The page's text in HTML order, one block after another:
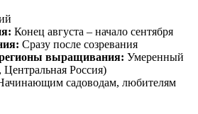
Конец августа – начало сентября
Сразу после созревания
выращивания: Умеренный
Центральная Россия)
садоводам, любителям